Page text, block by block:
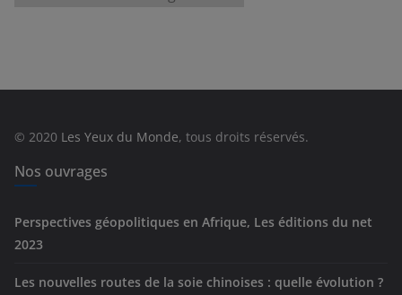
e
© 2020 Les Yeux du Monde, tous droits réservés.
Nos ouvrages
Perspectives géopolitiques en Afrique, Les éditions du net
2023
Les nouvelles routes de la soie chinoises : quelle évolution ?